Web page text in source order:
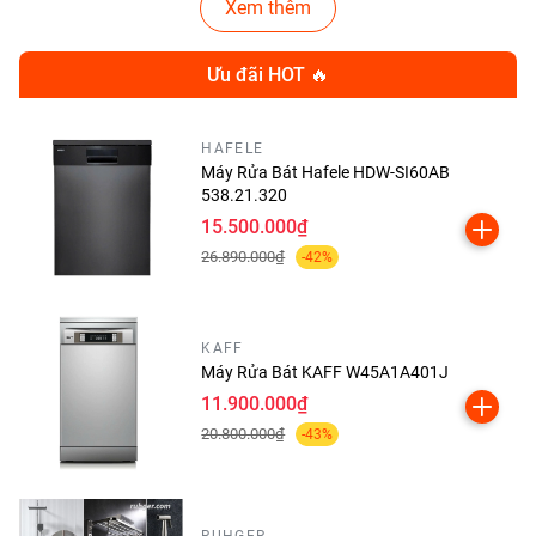
Tính Năng Nổi Bật Của Bếp
Canzy IC 388H
Xem thêm
Ưu đãi HOT 🔥
HAFELE
Máy Rửa Bát Hafele HDW-SI60AB
538.21.320
15.500.000₫
26.890.000₫ -42%
KAFF
Máy Rửa Bát KAFF W45A1A401J
11.900.000₫
20.800.000₫ -43%